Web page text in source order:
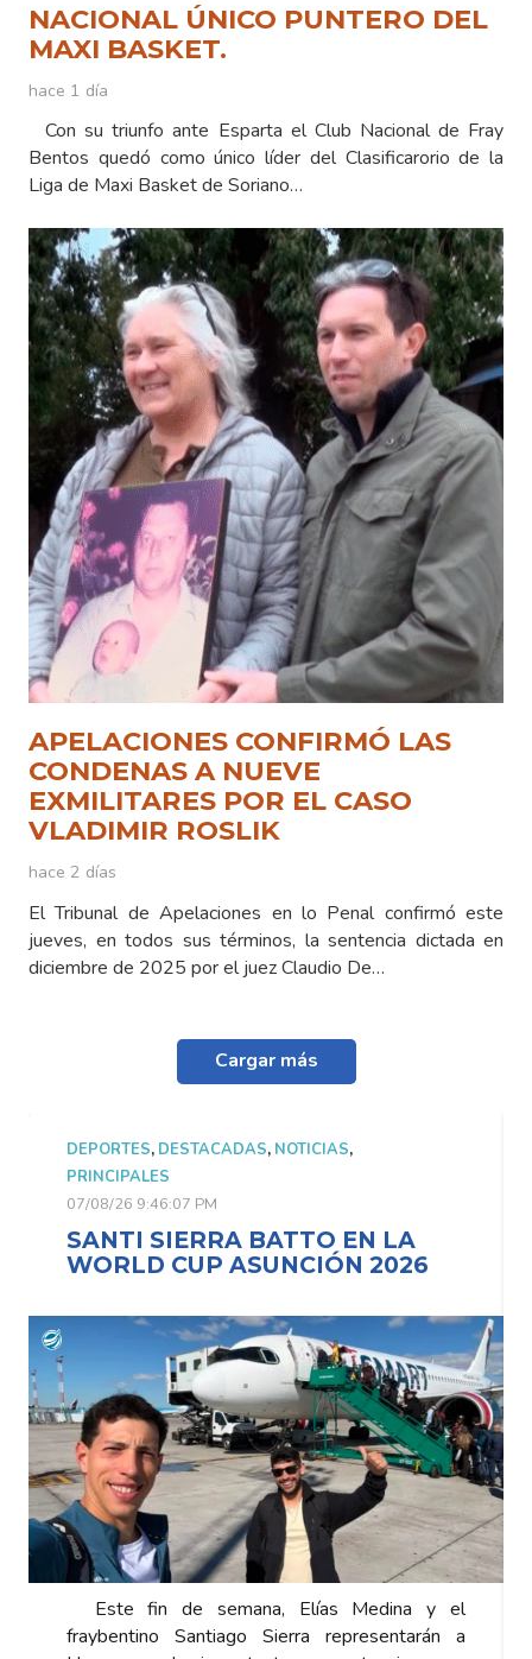
NACIONAL ÚNICO PUNTERO DEL
MAXI BASKET.
hace 1 día
Con su triunfo ante Esparta el Club Nacional de Fray
Bentos quedó como único líder del Clasificarorio de la
Liga de Maxi Basket de Soriano…
APELACIONES CONFIRMÓ LAS
CONDENAS A NUEVE
EXMILITARES POR EL CASO
VLADIMIR ROSLIK
hace 2 días
El Tribunal de Apelaciones en lo Penal confirmó este
jueves, en todos sus términos, la sentencia dictada en
diciembre de 2025 por el juez Claudio De…
Cargar más
DEPORTES, DESTACADAS, NOTICIAS,
PRINCIPALES
07/08/26 9:46:07 PM
SANTI SIERRA BATTO EN LA
WORLD CUP ASUNCIÓN 2026
Este fin de semana, Elías Medina y el
fraybentino Santiago Sierra representarán a